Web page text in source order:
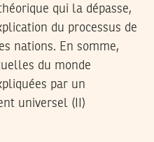
qui la dépasse,
du processus de
nations. En somme,
du monde
par un
universel (II)